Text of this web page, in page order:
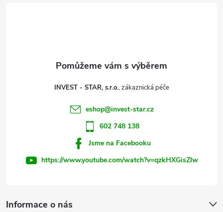
ý
Informace o nás
INVEST - STAR, s.r.o.
eshop@invest-star.cz
602 748 138
Jsme na Facebooku
https://www.youtube.com/watch?v=qzkHXGisZIw